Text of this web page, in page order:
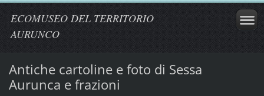
ECOMUSEO DEL TERRITORIO
AURUNCO
Antiche cartoline e foto di Sessa
Aurunca e frazioni